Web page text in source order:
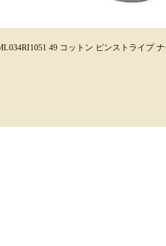
49 コットン ピンストライプ